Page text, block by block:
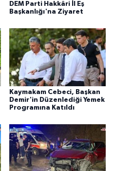
DEM Parti Hakkâri İl Eş
Başkanlığı'na Ziyaret
Kaymakam Cebeci, Başkan
Demir'in Düzenlediği Yemek
Programına Katıldı